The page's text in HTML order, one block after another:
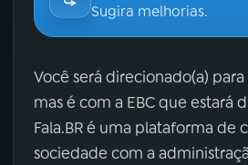
Sugira melhorias.
Você será direcionado(a) para
mas é com a EBC que estará
Fala.BR é uma plataforma de
sociedade com a